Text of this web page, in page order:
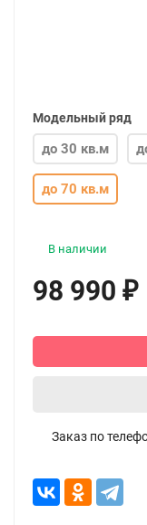
Модельный ряд
до 30 кв.м
до 70 кв.м
В наличии
98 990 ₽
Заказ по